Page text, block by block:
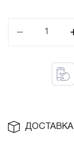
ДОСТАВКА